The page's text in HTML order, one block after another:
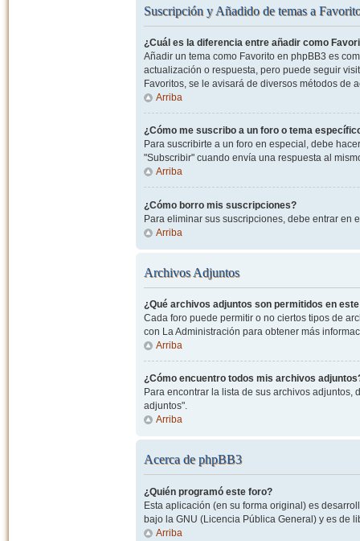
Suscripción y Añadido de temas a
¿Cuál es la diferencia entre añadir como
Añadir un tema como Favorito en phpBB3 es
actualización o respuesta, pero puede seguir
Favoritos, se le avisará de diversos métodos de
Arriba
¿Cómo me suscribo a un foro o tema
Para suscribirte a un foro en especial, debe
"Subscribir" cuando envía una respuesta al
Arriba
¿Cómo borro mis suscripciones?
Para eliminar sus suscripciones, debe entrar en
Arriba
Archivos Adjuntos
¿Qué archivos adjuntos son permitidos en
Cada foro puede permitir o no ciertos tipos de
con La Administración para obtener más
Arriba
¿Cómo encuentro todos mis archivos
Para encontrar la lista de sus archivos
adjuntos".
Arriba
Acerca de phpBB3
¿Quién programó este foro?
Esta aplicación (en su forma original) es
bajo la GNU (Licencia Pública General) y es de
Arriba